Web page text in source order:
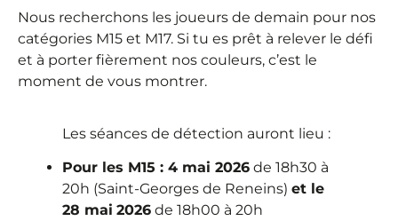
Nous recherchons les joueurs de demain pour nos
catégories M15 et M17. Si tu es prêt à relever le défi
et à porter fièrement nos couleurs, c’est le
moment de vous montrer.
Les séances de détection auront lieu :
Pour les M15 : 4 mai 2026 de 18h30 à
20h (Saint-Georges de Reneins) et le
28 mai 2026 de 18h00 à 20h